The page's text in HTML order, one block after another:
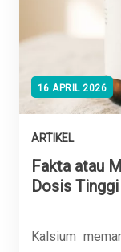
16 APRIL 2026
ARTIKEL
Fakta atau
Dosis
Kalsium